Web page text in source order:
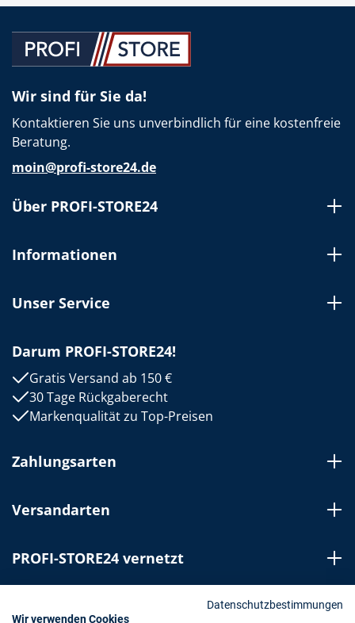
Wir sind für Sie da!
Kontaktieren Sie uns unverbindlich für eine kostenfreie
Beratung.
moin@profi-store24.de
Über PROFI-STORE24
Informationen
Unser Service
Darum PROFI-STORE24!
Gratis Versand ab 150 €
30 Tage Rückgaberecht
Markenqualität zu Top-Preisen
Zahlungsarten
Versandarten
PROFI-STORE24 vernetzt
Bestellung widerrufenDatenschutzbestimmungen
Wir verwenden Cookies